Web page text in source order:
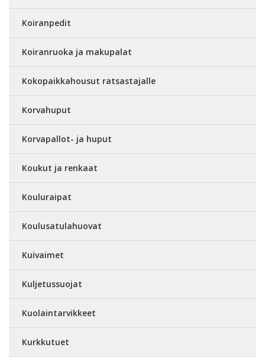
Koiranpedit
Koiranruoka ja makupalat
Kokopaikkahousut ratsastajalle
Korvahuput
Korvapallot- ja huput
Koukut ja renkaat
Kouluraipat
Koulusatulahuovat
Kuivaimet
Kuljetussuojat
Kuolaintarvikkeet
Kurkkutuet